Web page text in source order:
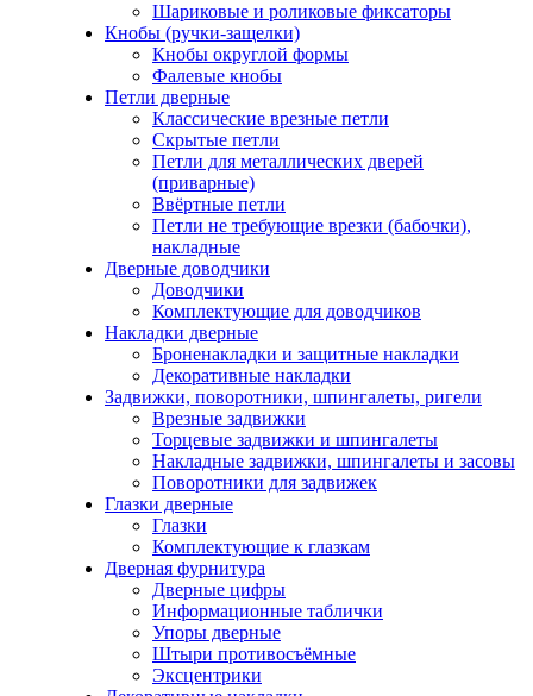
Шариковые и роликовые фиксаторы
Кнобы (ручки-защелки)
Кнобы округлой формы
Фалевые кнобы
Петли дверные
Классические врезные петли
Скрытые петли
Петли для металлических дверей
(приварные)
Ввёртные петли
Петли не требующие врезки (бабочки),
накладные
Дверные доводчики
Доводчики
Комплектующие для доводчиков
Накладки дверные
Броненакладки и защитные накладки
Декоративные накладки
Задвижки, поворотники, шпингалеты, ригели
Врезные задвижки
Торцевые задвижки и шпингалеты
Накладные задвижки, шпингалеты и засовы
Поворотники для задвижек
Глазки дверные
Глазки
Комплектующие к глазкам
Дверная фурнитура
Дверные цифры
Информационные таблички
Упоры дверные
Штыри противосъёмные
Эксцентрики